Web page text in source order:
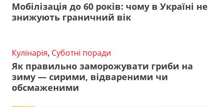
Мобілізація до 60 років: чому в Україні не
знижують граничний вік
Кулінарія, Суботні поради
Як правильно заморожувати гриби на
зиму — сирими, відвареними чи
обсмаженими